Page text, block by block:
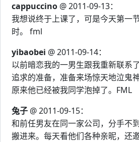
cappuccino @ 2011-09-13：
我想说终于上课了，可是今天第一
时。 fml
yibaobei @ 2011-09-14：
以前暗恋我的一男生跟我重新联系
追求的准备，准备来场惊天地泣鬼
原来他已经被我同学泡掉了。FML
兔子 @ 2011-09-15：
和前任男友在同一家公司，分手不
搬进来。每天看他们各种亲昵，还